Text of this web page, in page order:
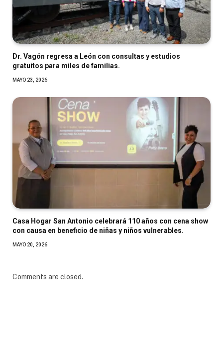
Dr. Vagón regresa a León con consultas y estudios
gratuitos para miles de familias.
MAYO 23, 2026
Casa Hogar San Antonio celebrará 110 años con cena show
con causa en beneficio de niñas y niños vulnerables.
MAYO 20, 2026
Comments are closed.